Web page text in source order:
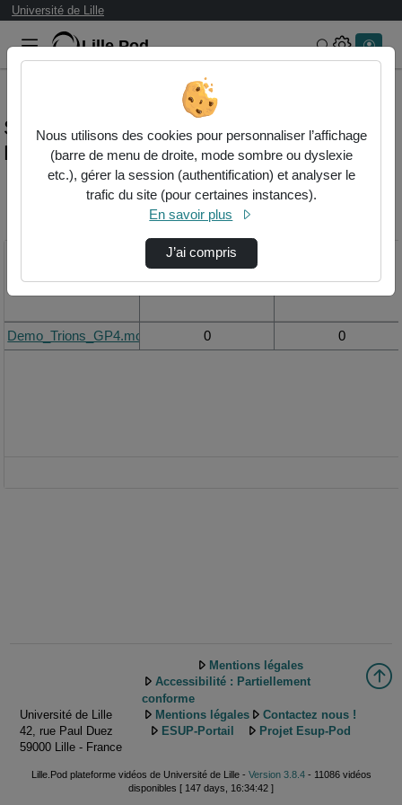
Université de Lille
Lille.Pod Rechercher
Statistiques de visualisation de la vidéo
Demo_trions_gp4.mov
Modifier la période de
Vue de la journée
Demo_Trions_GP4.mov 0 0
Université de Lille
42, rue Paul Duez
59000 Lille - France
Mentions légales
Accessibilité : Partiellement
conforme
Mentions légales
Contactez nous !
ESUP-Portail
Projet Esup-Pod
Lille.Pod plateforme vidéos de Université de Lille - Version 3.8.4- 11086 vidéos
disponibles [ 147 days, 16:34:42 ]
Nous utilisons des cookies pour personnaliser l’affichage
(barre de menu de droite, mode sombre ou dyslexie
etc.), gérer la session (authentification) et analyser le
trafic du site (pour certaines instances).
En savoir plus
J’ai compris